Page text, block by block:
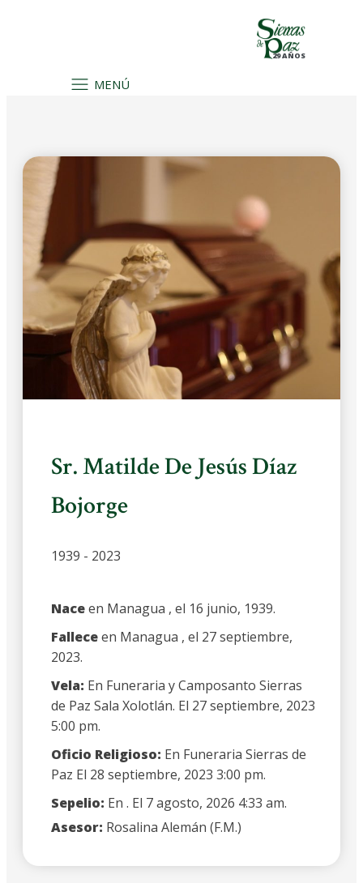
29 AÑOS
MENÚ
Sr. Matilde De Jesús Díaz
Bojorge
1939 - 2023
Naceen Managua , el 16 junio, 1939.
Falleceen Managua , el 27 septiembre,
2023.
Vela: En Funeraria y Camposanto Sierras
de Paz Sala Xolotlán. El 27 septiembre, 2023
5:00 pm.
Oficio Religioso: En Funeraria Sierras de
Paz El 28 septiembre, 2023 3:00 pm.
Sepelio: En . El 7 agosto, 2026 4:33 am.
Asesor: Rosalina Alemán (F.M.)